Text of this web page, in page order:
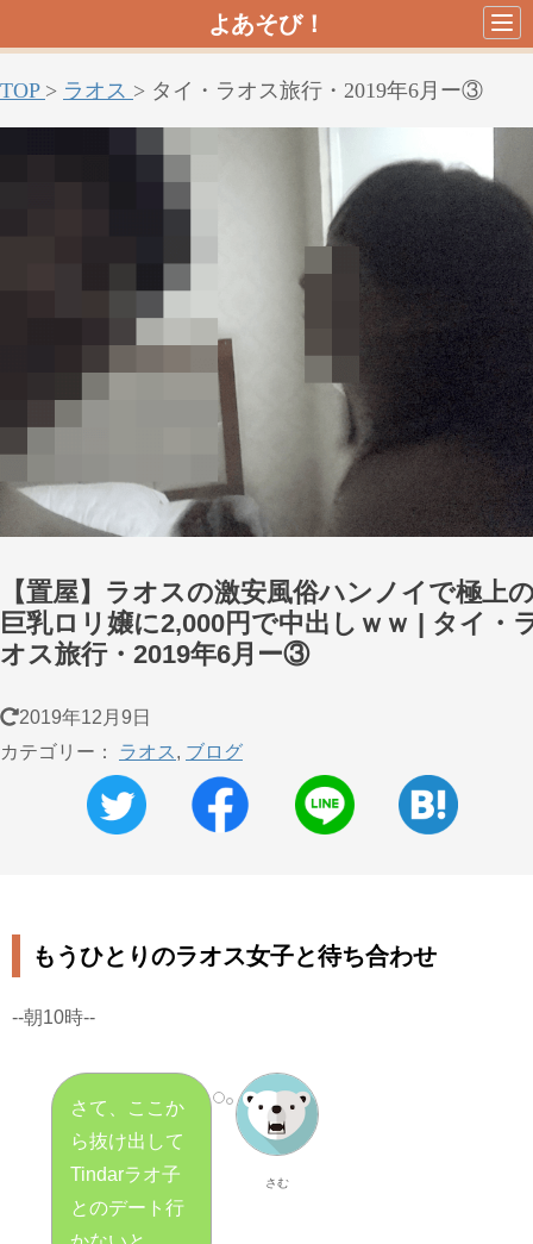
よあそび！
TOP > ラオス > タイ・ラオス旅行・2019年6月ー③
【置屋】ラオスの激安風俗ハンノイで極上
巨乳ロリ嬢に2,000円で中出しｗｗ | タイ・
オス旅行・2019年6月ー③
2019年12月9日
カテゴリー： ラオス , ブログ
もうひとりのラオス女子と待ち合わせ
--朝10時--
さむ
さて、ここか
ら抜け出して
Tindarラオ子
とのデート行